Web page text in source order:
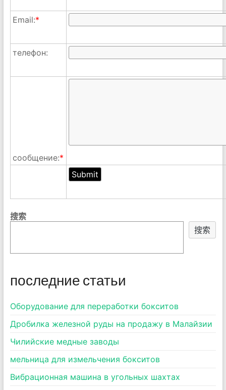
Email:*
телефон:
сообщение:*
搜索
搜索
последние статьи
Оборудование для переработки бокситов
Дробилка железной руды на продажу в Малайзии
Чилийские медные заводы
мельница для измельчения бокситов
Вибрационная машина в угольных шахтах